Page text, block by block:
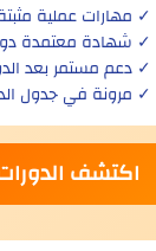
✓ مهارات عملية
✓ شهادة معتمدة
✓ دعم مستمر بعد
✓ مرونة في جدول
اكتشف